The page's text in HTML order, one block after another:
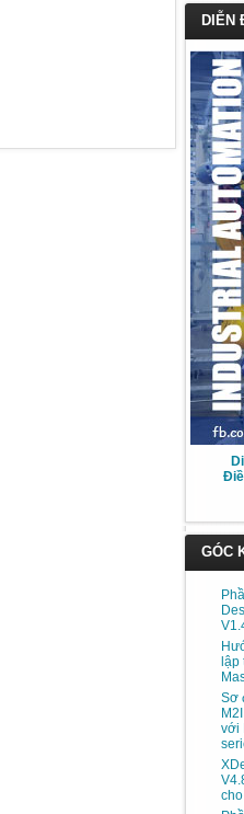
DIỄN
GÓC
lập
Sơ
với